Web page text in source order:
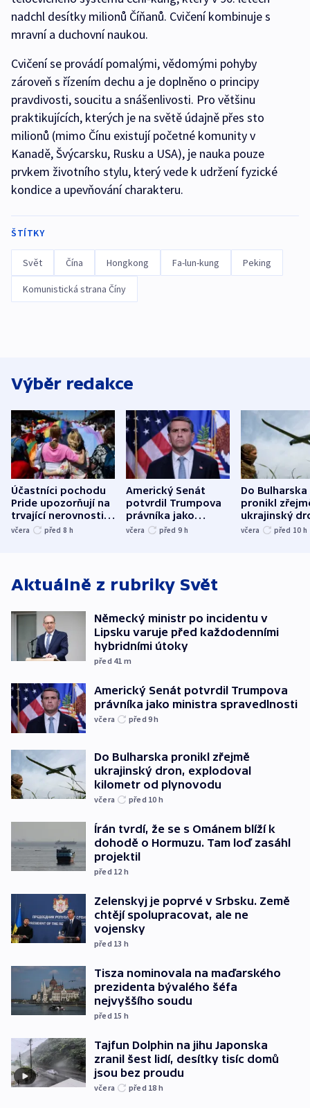
nadchl desítky milionů Číňanů. Cvičení kombinuje s
mravní a duchovní naukou.
Cvičení se provádí pomalými, vědomými pohyby
zároveň s řízením dechu a je doplněno o principy
pravdivosti, soucitu a snášenlivosti. Pro většinu
praktikujících, kterých je na světě údajně přes sto
milionů (mimo Čínu existují početné komunity v
Kanadě, Švýcarsku, Rusku a USA), je nauka pouze
prvkem životního stylu, který vede k udržení fyzické
kondice a upevňování charakteru.
ŠTÍTKY
Svět Čína Hongkong Fa-lun-kung Peking
Komunistická strana Číny
Výběr redakce
Účastníci pochodu
Pride upozorňují na
trvající nerovnosti i
společenskou
včera před 8 h
Americký Senát
potvrdil Trumpova
právníka jako
ministra
včera před 9 h
Do Bulharska
pronikl
ukrajinský
explodoval
včera před 10 h
Aktuálně z rubriky Svět
Německý ministr po incidentu v
Lipsku varuje před každodenními
hybridními útoky
před 41 m
Americký Senát potvrdil Trumpova
právníka jako ministra spravedlnosti
včera před 9h
Do Bulharska pronikl zřejmě
ukrajinský dron, explodoval
kilometr od plynovodu
včera před 10 h
Írán tvrdí, že se s Ománem blíží k
dohodě o Hormuzu. Tam loď zasáhl
projektil
před 12 h
Zelenskyj je poprvé v Srbsku. Země
chtějí spolupracovat, ale ne
vojensky
před 13 h
Tisza nominovala na maďarského
prezidenta bývalého šéfa
nejvyššího soudu
před 15 h
Tajfun Dolphin na jihu Japonska
zranil šest lidí, desítky tisíc domů
jsou bez proudu
včera před 18 h